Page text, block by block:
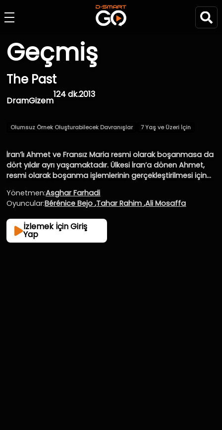
Geçmiş
The Past
DramGizem
124 dk.2013
Olumsuz Örnek Oluşturabilecek Davranışlar 7 Yaş ve Üzeri İçin
İran’lı Ahmet ve Fransız Maria resmi olarak boşanmasa da
dört yıldır ayrı yaşamaktadır. Ülkesi İran’a dönen Ahmet,
resmi olarak boşanma işlemlerinin gerçekleştirilmesi için
olarak hala eşi olan Maria’nın yeni sevgilisi Samir ile bir
çocuğu olacağını öğrenince kendini kandırılmış hisseder ve
bu duygu Ahmet’în kafasını karıştırır.
Yönetmen:Asghar Farhadi
Oyuncular:Bérénice Bejo ,Tahar Rahim ,Ali Mosaffa
İzlemek İçin Giriş
Yap